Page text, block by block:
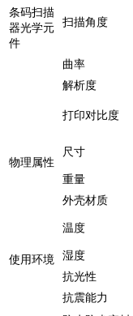
条码扫描
器光学元
件
扫描角度
曲率
解析度
打印对比度
物理属性
尺寸
重量
外壳材质
使用环境
温度
湿度
抗光性
抗震能力